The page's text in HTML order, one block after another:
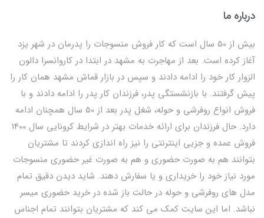
درباره ما
بیش از 50 سال است که کار فروش منسوجات را پدرمان در شهر یزد
آغاز کرده است. بعد از مهاجرت به مشهد در ابتدا در کاروانسرا دالون
الزوار کار خود را ادامه دادند و سپس در بازار قماش مشهد همان کار را
پیش گرفتند. با بازنشستگی پدر، فرزندان کار پدر را ادامه دادند و با
فروش انواع روفرشی و حوله، شغل پدر بعد از 50 سال همچنان ادامه
دارد. حال فرزندان برای ارائه خدمات بهتر در شرایط کرونایی سال 1400
فروش عمده و جزیی اینترنتی را نیز راه اندازی کردند تا مشتریان
بتوانند هم به صورت حضوری و هم به صورت غیر حضوری منسوجات
مورد نیاز خود را خریداری و یا سفارش دهند. شاید دیدن دقیق تمام
مدل های روفرشی و حوله در حالت باز شده در خرید حضوری میسر
نباشد. اما این سایت کمک می کند که مشتریان بتوانند تمام اجناس